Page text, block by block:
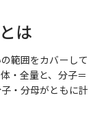
は
範囲をカバーして
・全量と、分子＝
・分母がともに計